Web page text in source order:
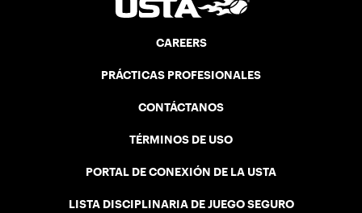
CAREERS
PRÁCTICAS PROFESIONALES
CONTÁCTANOS
TÉRMINOS DE USO
PORTAL DE CONEXIÓN DE LA USTA
LISTA DISCIPLINARIA DE JUEGO SEGURO